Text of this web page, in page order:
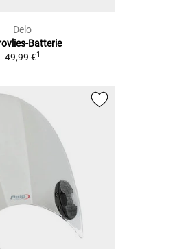
Delo
Batterie
49,99 €1